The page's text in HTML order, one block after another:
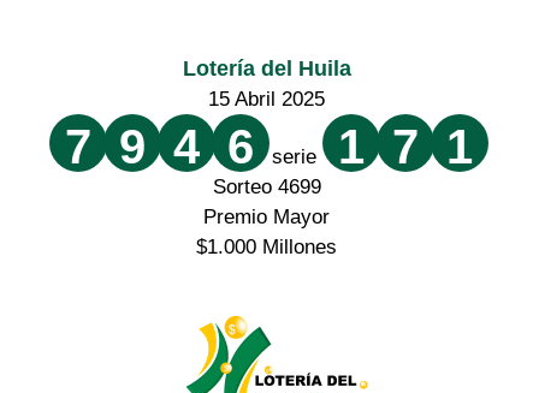
Lotería del Huila
15 Abril 2025
7 9 4 6 serie 1 7 1
Sorteo 4699
Premio Mayor
$1.000 Millones